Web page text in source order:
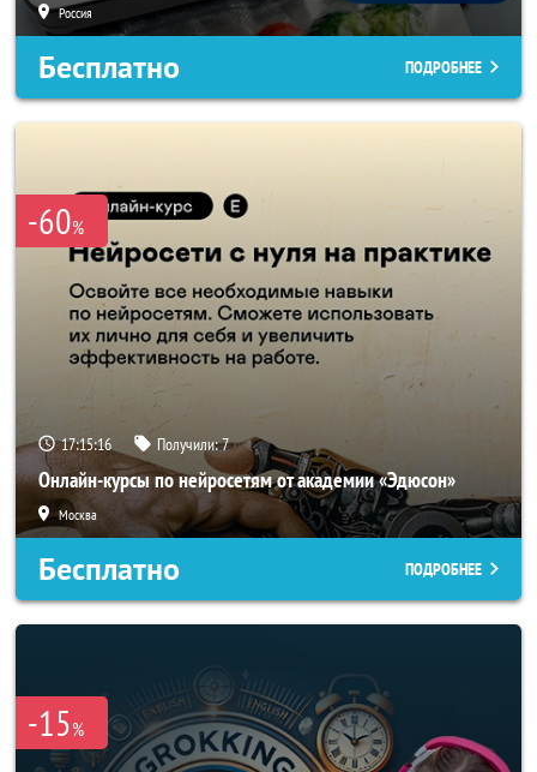
Россия
Бесплатно ПОДРОБНЕЕ
-60%
17:15:14 Получили:7
Онлайн-курсы по нейросетям от академии «Эдюсон»
Москва
Бесплатно ПОДРОБНЕЕ
-15%